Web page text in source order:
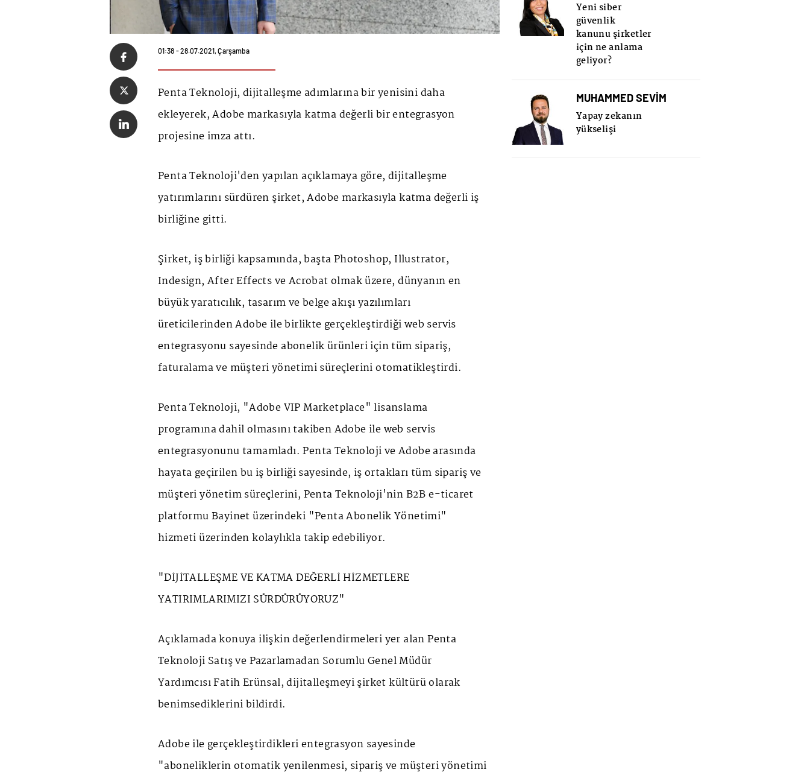
01:38 - 28.07.2021, Çarşamba
Penta Teknoloji, dijitalleşme adımlarına bir yenisini daha
ekleyerek, Adobe markasıyla katma değerli bir entegrasyon
projesine imza attı.
Penta Teknoloji'den yapılan açıklamaya göre, dijitalleşme
yatırımlarını sürdüren şirket, Adobe markasıyla katma değerli iş
birliğine gitti.
Şirket, iş birliği kapsamında, başta Photoshop, Illustrator,
Indesign, After Effects ve Acrobat olmak üzere, dünyanın en
büyük yaratıcılık, tasarım ve belge akışı yazılımları
üreticilerinden Adobe ile birlikte gerçekleştirdiği web servis
entegrasyonu sayesinde abonelik ürünleri için tüm sipariş,
faturalama ve müşteri yönetimi süreçlerini otomatikleştirdi.
Penta Teknoloji, "Adobe VIP Marketplace" lisanslama
programına dahil olmasını takiben Adobe ile web servis
entegrasyonunu tamamladı. Penta Teknoloji ve Adobe arasında
hayata geçirilen bu iş birliği sayesinde, iş ortakları tüm sipariş ve
müşteri yönetim süreçlerini, Penta Teknoloji'nin B2B e-ticaret
platformu Bayinet üzerindeki "Penta Abonelik Yönetimi"
hizmeti üzerinden kolaylıkla takip edebiliyor.
"DİJİTALLEŞME VE KATMA DEĞERLİ HİZMETLERE
YATIRIMLARIMIZI SÜRDÜRÜYORUZ"
Açıklamada konuya ilişkin değerlendirmeleri yer alan Penta
Teknoloji Satış ve Pazarlamadan Sorumlu Genel Müdür
Yardımcısı Fatih Erünsal, dijitalleşmeyi şirket kültürü olarak
benimsediklerini bildirdi.
Adobe ile gerçekleştirdikleri entegrasyon sayesinde
"aboneliklerin otomatik yenilenmesi, sipariş ve müşteri yönetimi
Yeni siber
güvenlik
kanunu şirketler
için ne anlama
geliyor?
MUHAMMED SEVİM
Yapay zekanın
yükselişi